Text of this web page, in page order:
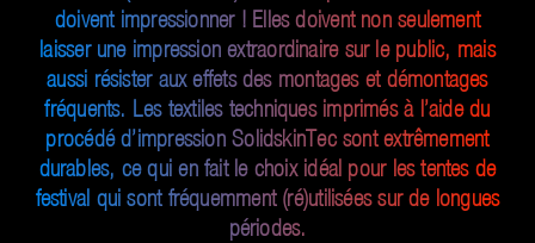
doivent impressionner ! Elles doivent non seulement
laisser une impression extraordinaire sur le public, mais
aussi résister aux effets des montages et démontages
fréquents. Les textiles techniques imprimés à l’aide du
procédé d’impression SolidskinTec sont extrêmement
durables, ce qui en fait le choix idéal pour les tentes de
festival qui sont fréquemment (ré)utilisées sur de longues
périodes.